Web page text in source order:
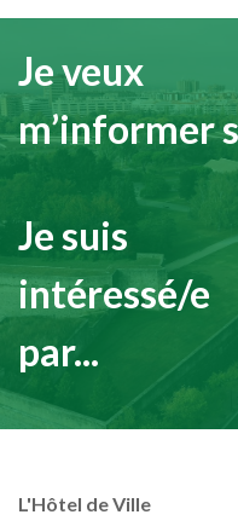
Je veux
m’informer
Je suis
intéressé/e
par...
L'Hôtel de Ville